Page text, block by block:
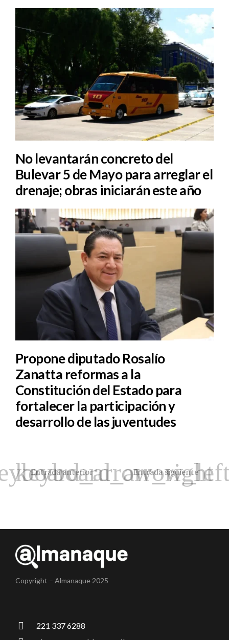
No levantarán concreto del
Bulevar 5 de Mayo para arreglar el
drenaje; obras iniciarán este año
Propone diputado Rosalío
Zanatta reformas a la
Constitución del Estado para
fortalecer la participación y
desarrollo de las juventudes
Entrada anterior Entrada siguiente
Copyright – Almanaque 2025
221 337 6288